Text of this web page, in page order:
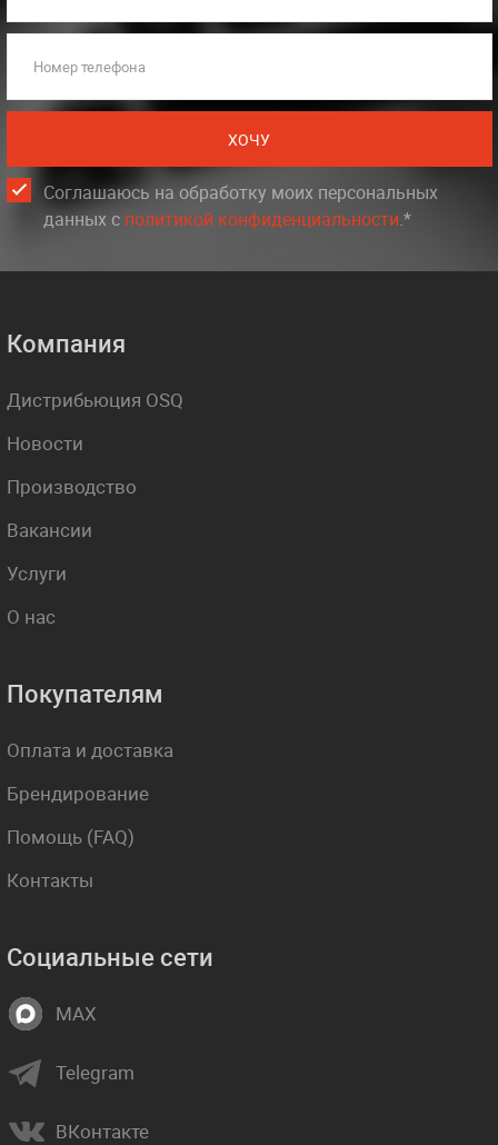
Номер телефона
ХОЧУ
Соглашаюсь на обработку моих персональных
данных c политикой конфиденциальности.*
Компания
Дистрибьюция OSQ
Новости
Производство
Вакансии
Услуги
О нас
Покупателям
Оплата и доставка
Брендирование
Помощь (FAQ)
Контакты
Социальные сети
MAX
Telegram
ВКонтакте